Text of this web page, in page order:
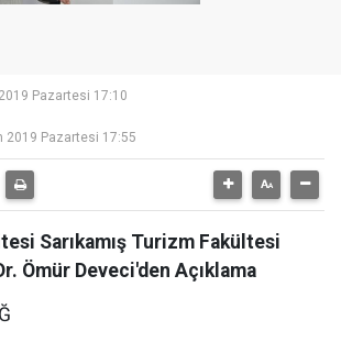
Pazartesi 17:10
2019 Pazartesi 17:55
Sarıkamış Turizm Fakültesi
Ömür Deveci'den Açıklama